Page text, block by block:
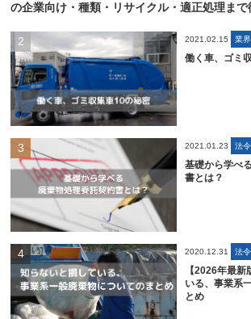
の企業向け・種類・リサイクル・適正処理ま
2021.02.15 業
働く車、ゴミ
2021.01.23 法
基礎から学べ
書とは？
2020.12.31 法
【2026年最
いる、事業系
とめ